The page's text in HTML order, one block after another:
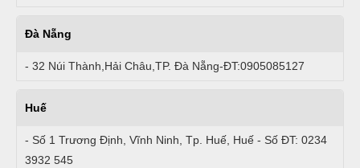
Đà Nẵng
- 32 Núi Thành,Hải Châu,TP. Đà Nẵng-ĐT:0905085127
Huế
- Số 1 Trương Định, Vĩnh Ninh, Tp. Huế, Huế - Số ĐT: 0234
3932 545